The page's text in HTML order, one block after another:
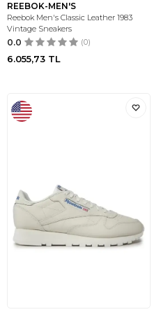
REEBOK-MEN'S
Reebok Men's Classic Leather 1983
Vintage Sneakers
0.0 (0)
6.055,73 TL